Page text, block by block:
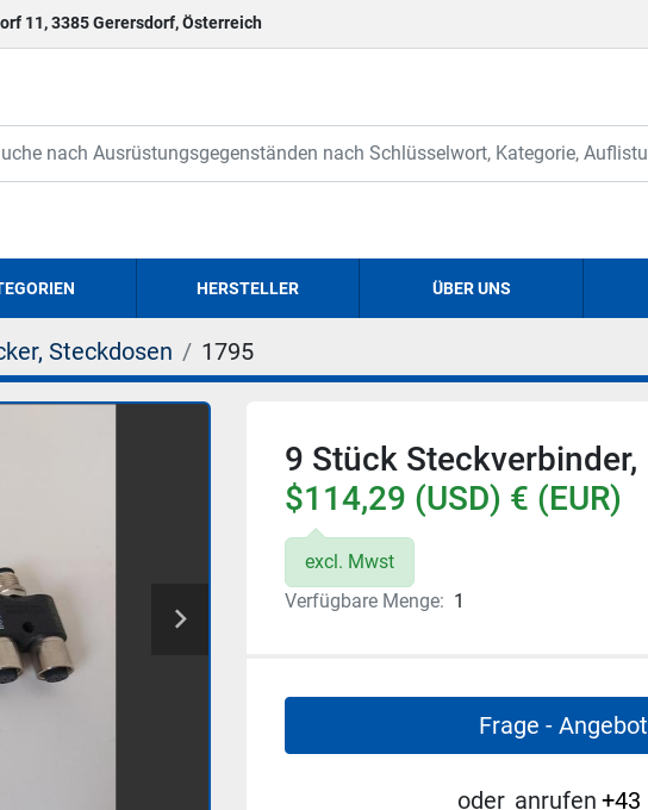
11, 3385 Gerersdorf, Österreich
HERSTELLER ÜBER UNS
Steckdosen 1795
9 Stück Steckverbinder,
$114,29 (USD) € (EUR)
excl. Mwst
Verfügbare Menge: 1
Frage -
oder anrufen +43